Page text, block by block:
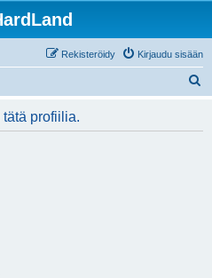
Kirjaudu sisään
Rekisteröidy
profiilia.